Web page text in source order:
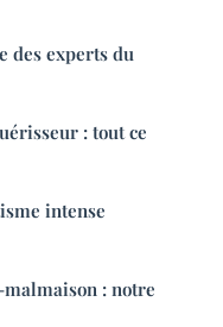
des experts du
: tout ce
intense
: notre